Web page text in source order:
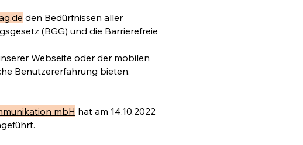
den Bedürfnissen aller
(BGG) und die Barrierefreie
Webseite oder der mobilen
Benutzererfahrung bieten.
mbH hat am 14.10.2022